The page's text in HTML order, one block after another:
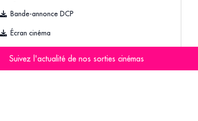
Bande-annonce DCP
Écran cinéma
Suivez l'actualité de nos sorties cinémas